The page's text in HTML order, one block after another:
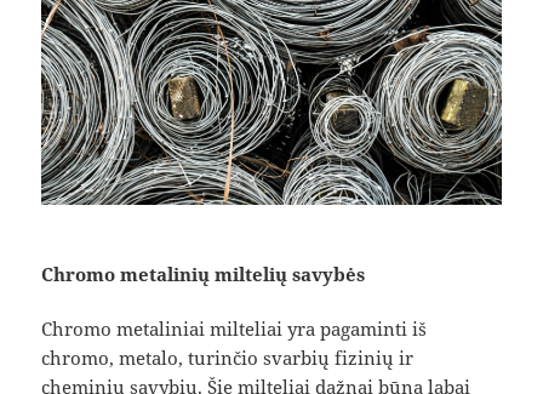
Chromo metalinių miltelių savybės
Chromo metaliniai milteliai yra pagaminti iš
chromo, metalo, turinčio svarbių fizinių ir
cheminių savybių. Šie milteliai dažnai būna labai